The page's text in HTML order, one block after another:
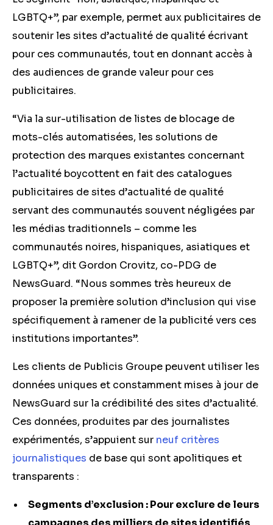
LGBTQ+”, par exemple, permet aux publicitaires de
soutenir les sites d’actualité de qualité écrivant
pour ces communautés, tout en donnant accès à
des audiences de grande valeur pour ces
publicitaires.
“Via la sur-utilisation de listes de blocage de
mots-clés automatisées, les solutions de
protection des marques existantes concernant
l’actualité boycottent en fait des catalogues
publicitaires de sites d’actualité de qualité
servant des communautés souvent négligées par
les médias traditionnels – comme les
communautés noires, hispaniques, asiatiques et
LGBTQ+”, dit Gordon Crovitz, co-PDG de
NewsGuard. “Nous sommes très heureux de
proposer la première solution d’inclusion qui vise
spécifiquement à ramener de la publicité vers ces
institutions importantes”.
Les clients de Publicis Groupe peuvent utiliser les
données uniques et constamment mises à jour de
NewsGuard sur la crédibilité des sites d’actualité.
Ces données, produites par des journalistes
expérimentés, s’appuient sur neuf critères
journalistiques de base qui sont apolitiques et
transparents :
Segments d’exclusion : Pour exclure de leurs